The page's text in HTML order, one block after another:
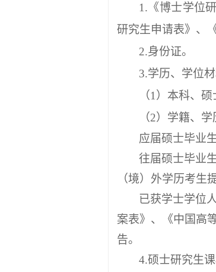
1.《博士学位
研究生申请表》、
2.身份证。
3.学历、学位材
（1）本科、硕
（2）学籍、学
应届硕士毕业
往届硕士毕业
（境）外学历考生
已获学士学位
案表》、《中国高
告。
4.硕士研究生